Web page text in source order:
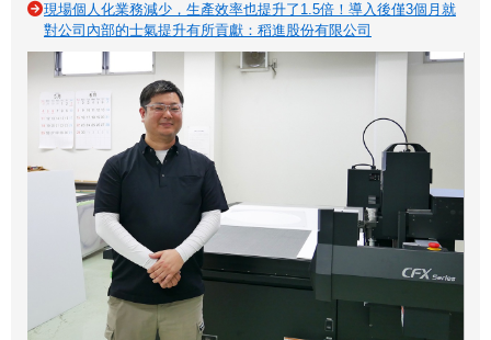
現場個人化業務減少，生產效率也提升了1.5倍！導入後僅3個月就
對公司內部的士氣提升有所貢獻：稻進股份有限公司